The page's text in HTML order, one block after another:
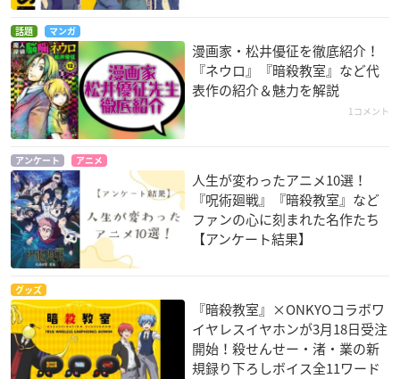
話題 マンガ
漫画家・松井優征を徹底紹介！
『ネウロ』『暗殺教室』など代
表作の紹介＆魅力を解説
1コメント
アンケート アニメ
人生が変わったアニメ10選！
『呪術廻戦』『暗殺教室』など
ファンの心に刻まれた名作たち
【アンケート結果】
グッズ
『暗殺教室』×ONKYOコラボワ
イヤレスイヤホンが3月18日受注
開始！殺せんせー・渚・業の新
規録り下ろしボイス全11ワード